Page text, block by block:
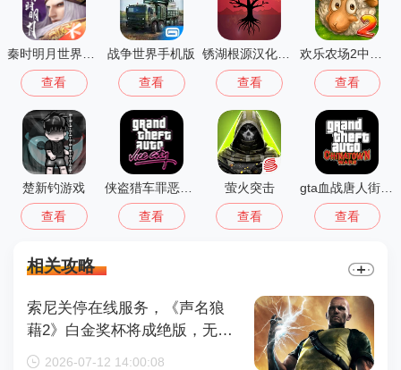
秦时明月世界测试服
查看
战争世界手机版
查看
锈湖根源汉化版 3.1.5
查看
欢乐农场2中文版
查看
楚新钓游戏
查看 查看
萤火突击
查看 查看
相关攻略
索尼关停在线服务，《声名狼
藉2》白金奖杯将成绝版，无法
再获取
2026-07-12 14:00:08